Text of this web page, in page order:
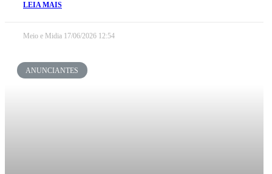
LEIA MAIS
Meio e Midia 17/06/2026 12:54
ANUNCIANTES